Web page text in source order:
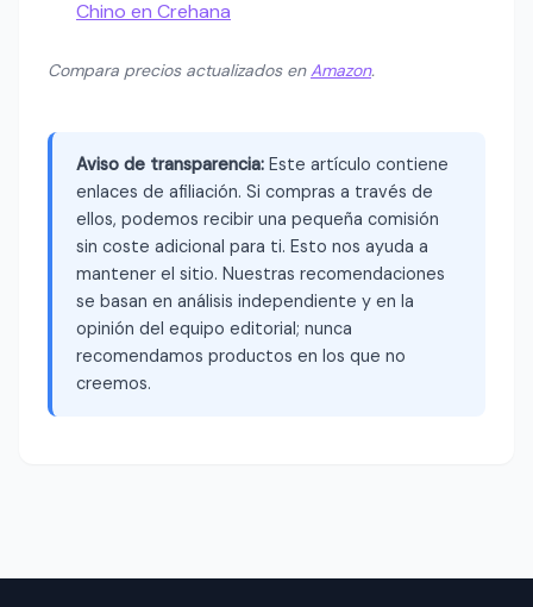
Chino en Crehana
Compara precios actualizados enAmazon.
Aviso de transparencia: Este artículo contiene
enlaces de afiliación. Si compras a través de
ellos, podemos recibir una pequeña comisión
sin coste adicional para ti. Esto nos ayuda a
mantener el sitio. Nuestras recomendaciones
se basan en análisis independiente y en la
opinión del equipo editorial; nunca
recomendamos productos en los que no
creemos.